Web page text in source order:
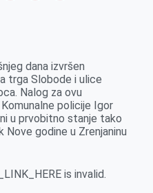
s
A
p
p
l
dana izvršen
trga Slobode i ulice
. Nalog za ovu
policije Igor
iu prvobitno stanje tako
godine u Zrenjaninu
is invalid.